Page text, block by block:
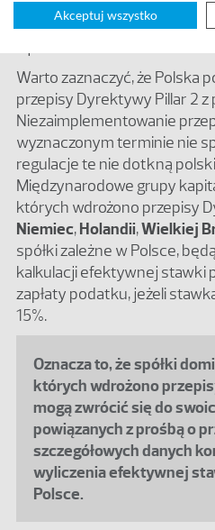
Brak przepisów a
Warto zaznaczyć, że Polska
przepisy Dyrektywy Pillar 2
Niezaimplementowanie
wyznaczonym terminie nie
regulacje te nie dotkną
Międzynarodowe grupy
których wdrożono przepisy
Niemiec,Holandii,Wielkiej
spółki zależne w Polsce,
kalkulacji efektywnej stawki
zapłaty podatku, jeżeli
15%.
Oznacza to, że spółki
których wdrożono
mogą zwrócić się do
powiązanych z prośbą o
szczegółowych danych
wyliczenia efektywnej
Polsce.
Akceptuj wszystko